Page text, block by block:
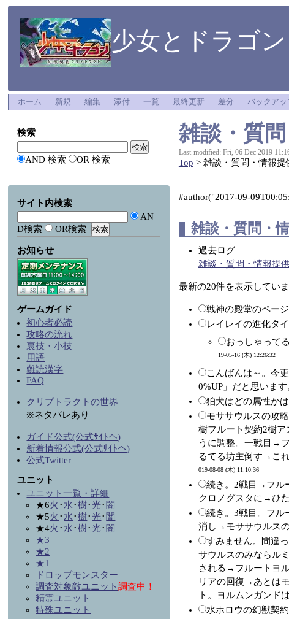
少女とドラゴ
ホーム 新規 編集 添付 一覧 最終更新 差分 バックアッ
雑談・質
Last-modified: Fri, 06 Dec 2019
Top > 雑談・質問・情報提
#author("2017-09-
雑談・質問・
過去ログ
雑談・質問・情報提
最新の20件を表示してい
戦神の殿堂のペー
レイレイの進化タ
おっしゃって
19-05-16 (木) 12:26:32
こんばんは～。今
0%UP」だと思いま
狛犬はどの属性か
モササウルスの攻
樹フルート契約2樹
うに調整。一戦目→
るてる坊主倒す→こ
019-08-08 (木) 11:10:36
続き。2戦目→フル
クロノグスタに→ひ
続き。3戦目。フ
消し→モササウルス
すみません。間違
サウルスのみならル
される→フルートヨ
リアの回復→あとは
ト。ヨルムンガンド
水ホロウの幻獣契
検索
AND 検索 OR 検索
サイト内検索
AN
D検索
OR検索
お知らせ
ゲームガイド
初心者必読
攻略の流れ
裏技・小技
用語
難読漢字
FAQ
クリプトラクトの世界
※ネタバレあり
ガイド公式(公式ｻｲﾄへ)
新着情報公式(公式ｻｲﾄへ)
公式Twitter
ユニット
ユニット一覧・詳細
★6火 ･ 水 ･樹･光･ 闇
★5火 ･ 水 ･樹･光･ 闇
★4火 ･ 水 ･樹･光･ 闇
★3
★2
★1
ドロップモンスター
調査対象敵ユニット調査中！
精霊ユニット
特殊ユニット